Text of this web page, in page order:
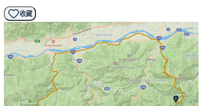
收藏